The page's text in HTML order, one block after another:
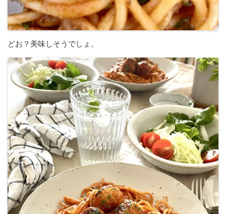
どお？美味しそうでしょ。